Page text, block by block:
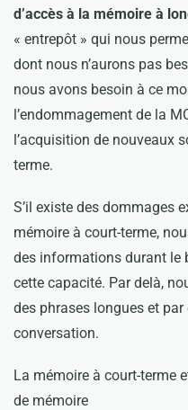
d’accès à la mémoire à
« entrepôt » qui nous
dont nous n’aurons pas
nous avons besoin à ce
l’endommagement de la
l’acquisition de nouveaux
terme.
S’il existe des dommages
mémoire à court-terme,
des informations durant le
cette capacité. Par delà,
des phrases longues et
conversation.
La mémoire à court-terme
de mémoire